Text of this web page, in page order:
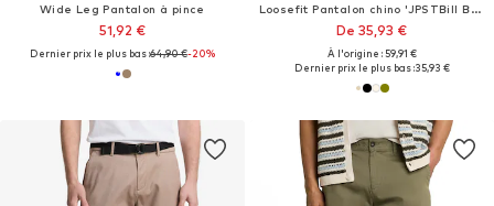
Wide Leg Pantalon à pince
51,92 €
Dernier prix le plus bas :64,90 €-20%
Loosefit Pantalon chino 'JPSTBill Barrett'
De 35,93 €
À l'origine : 59,91 €
Dernier prix le plus bas :35,93 €